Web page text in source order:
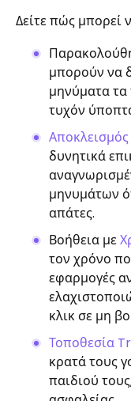
Δείτε πώς μπορεί
μπορούν να
μηνύματα τα
τυχόν
δυνητικά
μηνυμάτων
απάτες.
Βοήθεια με
τον χρόνο
εφαρμογές
κλικ σε μη
Τοποθεσία
κρατά τους
παιδιού